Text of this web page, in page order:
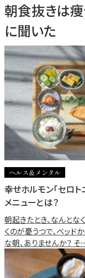
朝食抜きは
に聞いた
ヘルス＆メンタル
幸せホルモン「セロ
メニューとは？
朝起きたとき、なんと
くのが憂うつで、ベッ
な朝、ありませんか？